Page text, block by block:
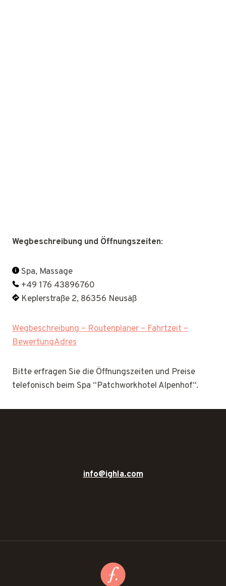
Wegbeschreibung und Öffnungszeiten:
Spa, Massage
+49 176 43896760
Keplerstraße 2, 86356 Neusäß
Wegbeschreibung – Routenplaner – Fahrtzeit –
BewertungAdres
Bitte erfragen Sie die Öffnungszeiten und Preise
telefonisch beim Spa “Patchworkhotel Alpenhof“.
info@ighla.com